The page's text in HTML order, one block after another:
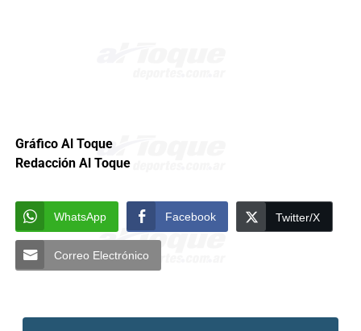
Gráfico Al Toque
Redacción Al Toque
WhatsApp Facebook Twitter/X
Correo Electrónico